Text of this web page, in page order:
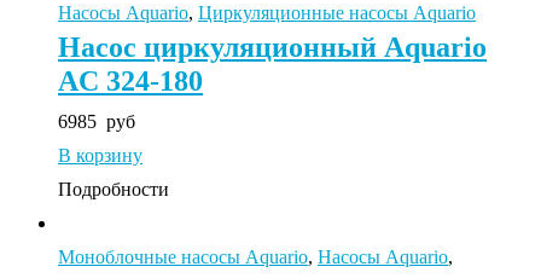
Насосы Aquario, Циркуляционные насосы Aquario
Насос циркуляционный Aquario
AC 324-180
6985 руб
В корзину
Подробности
Моноблочные насосы Aquario, Насосы Aquario,